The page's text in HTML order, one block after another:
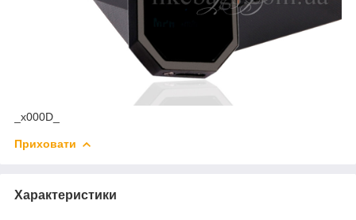
_x000D_
Приховати
Характеристики